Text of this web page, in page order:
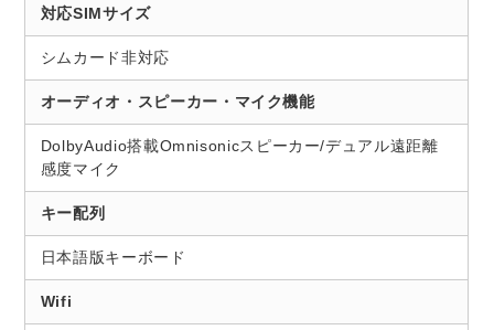
対応SIMサイズ
シムカード非対応
オーディオ・スピーカー・マイク機能
DolbyAudio搭載Omnisonicスピーカー/デュアル遠距離
感度マイク
キー配列
日本語版キーボード
Wifi